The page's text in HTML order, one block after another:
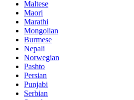
Maltese
Maori
Marathi
Mongolian
Burmese
Nepali
Norwegian
Pashto
Persian
Punjabi
Serbian